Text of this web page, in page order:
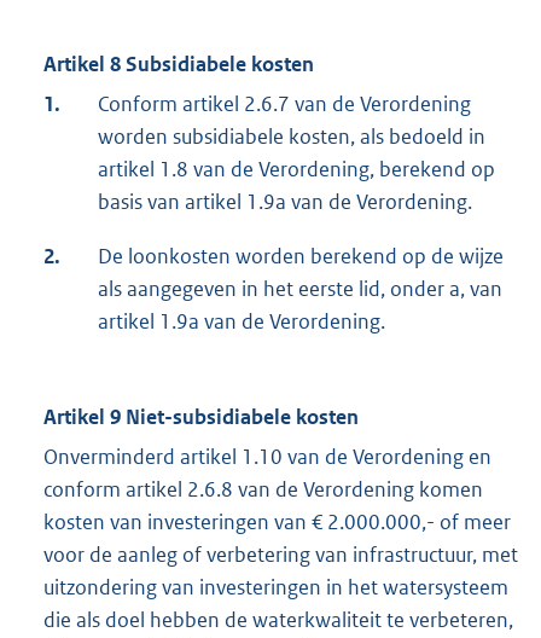
Artikel 8 Subsidiabele kosten
1.
Conform artikel 2.6.7 van de Verordening
worden subsidiabele kosten, als bedoeld in
artikel 1.8 van de Verordening, berekend op
basis van artikel 1.9a van de Verordening.
2.
De loonkosten worden berekend op de wijze
als aangegeven in het eerste lid, onder a, van
artikel 1.9a van de Verordening.
Artikel 9 Niet-subsidiabele kosten
Onverminderd artikel 1.10 van de Verordening en
conform artikel 2.6.8 van de Verordening komen
kosten van investeringen van € 2.000.000,- of meer
voor de aanleg of verbetering van infrastructuur, met
uitzondering van investeringen in het watersysteem
die als doel hebben de waterkwaliteit te verbeteren,